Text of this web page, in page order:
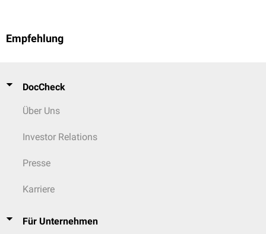
Empfehlung
DocCheck
Über Uns
Investor Relations
Presse
Karriere
Für Unternehmen